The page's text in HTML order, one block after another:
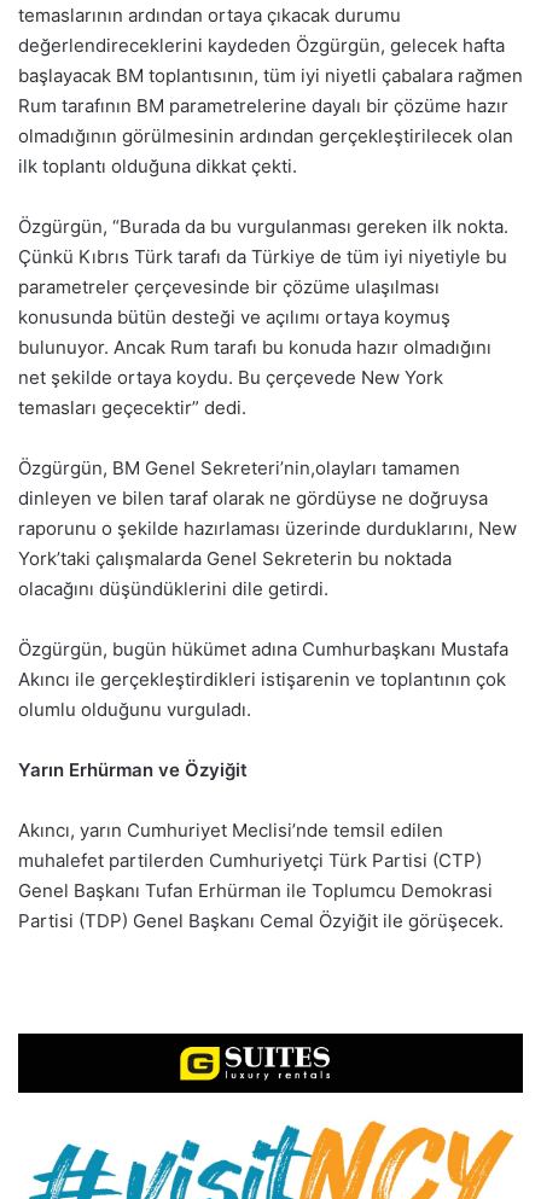
temaslarının ardından ortaya çıkacak durumu
değerlendireceklerini kaydeden Özgürgün, gelecek hafta
başlayacak BM toplantısının, tüm iyi niyetli çabalara rağmen
Rum tarafının BM parametrelerine dayalı bir çözüme hazır
olmadığının görülmesinin ardından gerçekleştirilecek olan
ilk toplantı olduğuna dikkat çekti.
Özgürgün, “Burada da bu vurgulanması gereken ilk nokta.
Çünkü Kıbrıs Türk tarafı da Türkiye de tüm iyi niyetiyle bu
parametreler çerçevesinde bir çözüme ulaşılması
konusunda bütün desteği ve açılımı ortaya koymuş
bulunuyor. Ancak Rum tarafı bu konuda hazır olmadığını
net şekilde ortaya koydu. Bu çerçevede New York
temasları geçecektir” dedi.
Özgürgün, BM Genel Sekreteri’nin,olayları tamamen
dinleyen ve bilen taraf olarak ne gördüyse ne doğruysa
raporunu o şekilde hazırlaması üzerinde durduklarını, New
York’taki çalışmalarda Genel Sekreterin bu noktada
olacağını düşündüklerini dile getirdi.
Özgürgün, bugün hükümet adına Cumhurbaşkanı Mustafa
Akıncı ile gerçekleştirdikleri istişarenin ve toplantının çok
olumlu olduğunu vurguladı.
Yarın Erhürman ve Özyiğit
Akıncı, yarın Cumhuriyet Meclisi’nde temsil edilen
muhalefet partilerden Cumhuriyetçi Türk Partisi (CTP)
Genel Başkanı Tufan Erhürman ile Toplumcu Demokrasi
Partisi (TDP) Genel Başkanı Cemal Özyiğit ile görüşecek.